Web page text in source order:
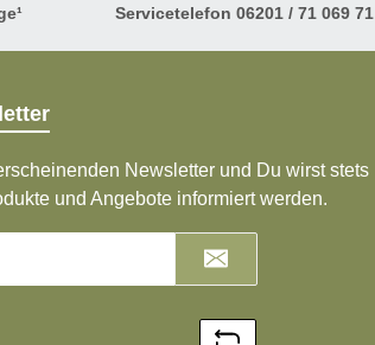
Servicetelefon 06201 / 71 069 71
Newsletter und Du wirst stets
und Angebote informiert werden.